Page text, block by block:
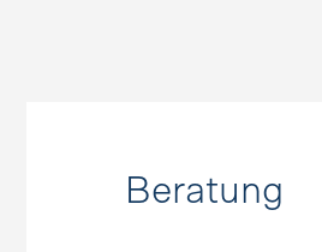
Beratung